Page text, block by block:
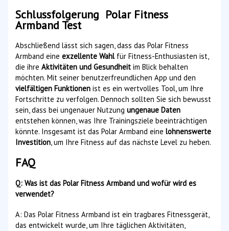
Schlussfolgerung Polar Fitness
Armband Test
Abschließend lässt sich sagen, dass das Polar Fitness
Armband eineexzellente Wahlfür Fitness-Enthusiasten ist,
die ihreAktivitäten und Gesundheit im Blick behalten
möchten. Mit seiner benutzerfreundlichen App und den
vielfältigen Funktionen ist es ein wertvolles Tool, um Ihre
Fortschritte zu verfolgen. Dennoch sollten Sie sich bewusst
sein, dass bei ungenauer Nutzungungenaue Daten
entstehen können, was Ihre Trainingsziele beeinträchtigen
könnte. Insgesamt ist das Polar Armband einelohnenswerte
Investition, um Ihre Fitness auf das nächste Level zu heben.
FAQ
Q: Was ist das Polar Fitness Armband und wofür wird es
verwendet?
A: Das Polar Fitness Armband ist ein tragbares Fitnessgerät,
das entwickelt wurde, um Ihre täglichen Aktivitäten,